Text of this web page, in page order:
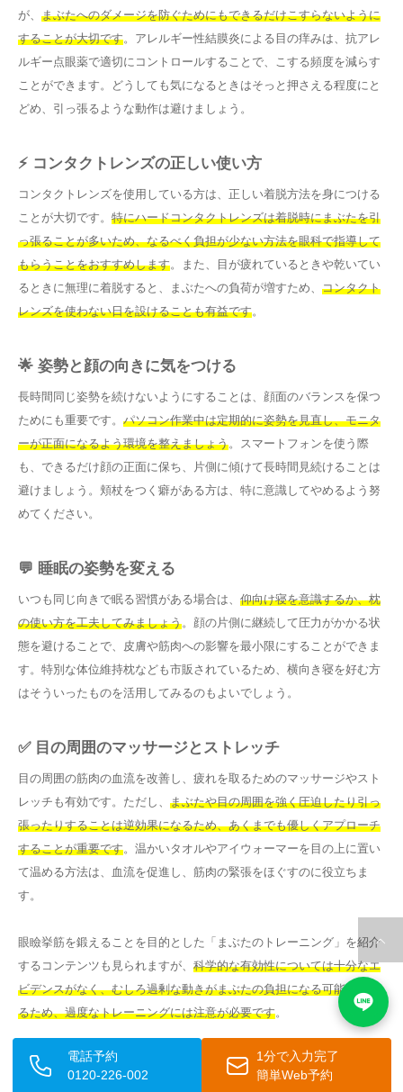
が、 まぶたへのダメージを防ぐためにもできるだけこすらないように
することが大切です。アレルギー性結膜炎による目の痒みは、抗アレ
ルギー点眼薬で適切にコントロールすることで、こする頻度を減らす
ことができます。どうしても気になるときはそっと押さえる程度にと
どめ、引っ張るような動作は避けましょう。
⚡ コンタクトレンズの正しい使い方
コンタクトレンズを使用している方は、正しい着脱方法を身につける
ことが大切です。 特にハードコンタクトレンズは着脱時にまぶたを引
っ張ることが多いため、なるべく負担が少ない方法を眼科で指導して
もらうことをおすすめします。また、目が疲れているときや乾いてい
るときに無理に着脱すると、まぶたへの負荷が増すため、 コンタクト
レンズを使わない日を設けることも有益です。
🌟 姿勢と顔の向きに気をつける
長時間同じ姿勢を続けないようにすることは、顔面のバランスを保つ
ためにも重要です。 パソコン作業中は定期的に姿勢を見直し、モニタ
ーが正面になるよう環境を整えましょう。スマートフォンを使う際
も、できるだけ顔の正面に保ち、片側に傾けて長時間見続けることは
避けましょう。頬杖をつく癖がある方は、特に意識してやめるよう努
めてください。
💬 睡眠の姿勢を変える
いつも同じ向きで眠る習慣がある場合は、 仰向け寝を意識するか、枕
の使い方を工夫してみましょう。顔の片側に継続して圧力がかかる状
態を避けることで、皮膚や筋肉への影響を最小限にすることができま
す。特別な体位維持枕なども市販されているため、横向き寝を好む方
はそういったものを活用してみるのもよいでしょう。
✅ 目の周囲のマッサージとストレッチ
目の周囲の筋肉の血流を改善し、疲れを取るためのマッサージやスト
レッチも有効です。ただし、 まぶたや目の周囲を強く圧迫したり引っ
張ったりすることは逆効果になるため、あくまでも優しくアプローチ
することが重要です。温かいタオルやアイウォーマーを目の上に置い
て温める方法は、血流を促進し、筋肉の緊張をほぐすのに役立ちま
す。
眼瞼挙筋を鍛えることを目的とした「まぶたのトレーニング」を紹介
するコンテンツも見られますが、 科学的な有効性については十分なエ
ビデンスがなく、むしろ過剰な動きがまぶたの負担になる可能性もあ
るため、過度なトレーニングには注意が必要です。
📝 メイクの工夫
電話予約
0120-226-002
1分で入力完了
簡単Web予約